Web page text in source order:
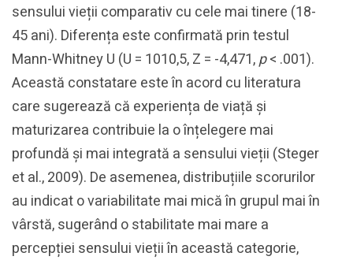
sensului vieții comparativ cu cele mai tinere (18-
45 ani). Diferența este confirmată prin testul
Mann-Whitney U (U = 1010,5, Z = -4,471,p< .001).
Această constatare este în acord cu literatura
care sugerează că experiența de viață și
maturizarea contribuie la o înțelegere mai
profundă și mai integrată a sensului vieții (Steger
et al., 2009). De asemenea, distribuțiile scorurilor
au indicat o variabilitate mai mică în grupul mai în
vârstă, sugerând o stabilitate mai mare a
percepției sensului vieții în această categorie,